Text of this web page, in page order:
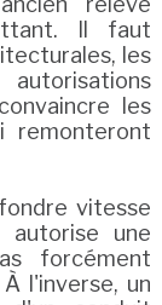
Il faut
les
les
remonteront
vitesse
une
forcément
l'inverse, un